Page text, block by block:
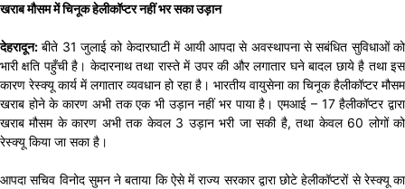
खराब मौसम में चिनूक हेलीकॉप्टर नहीं भर सका उड़ान
देहरादून: बीते 31 जुलाई को केदारघाटी में आयी आपदा से अवस्थापना से सबंधित सुविधाओं को
भारी क्षति पहुँची है। केदारनाथ तथा रास्ते में उपर की और लगातार घने बादल छाये है तथा इस
कारण रेस्क्यू कार्य में लगातार व्यवधान हो रहा है। भारतीय वायुसेना का चिनूक हैलीकॉप्टर मौसम
खराब होने के कारण अभी तक एक भी उड़ान नहीं भर पाया है। एमआई – 17 हैलीकॉप्टर द्वारा
खराब मौसम के कारण अभी तक केवल 3 उड़ान भरी जा सकी है, तथा केवल 60 लोगों को
रेस्क्यू किया जा सका है।
आपदा सचिव विनोद सुमन ने बताया कि ऐसे में राज्य सरकार द्वारा छोटे हेलीकॉप्टरों से रेस्क्यू का